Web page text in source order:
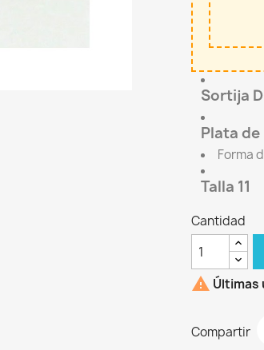
Sortija
Plata de
Forma
Talla 11
Cantidad
 Últimas
Compartir